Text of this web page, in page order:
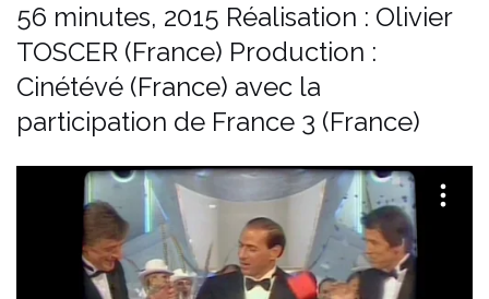
56 minutes, 2015 Réalisation : Olivier
TOSCER (France) Production :
Cinétévé (France) avec la
participation de France 3 (France)